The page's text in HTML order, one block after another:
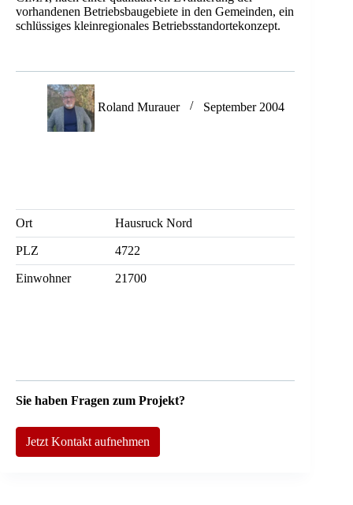
vorhandenen Betriebsbaugebiete in den Gemeinden, ein
schlüssiges kleinregionales Betriebsstandortekonzept.
Roland Murauer September 2004
Ort Hausruck Nord
PLZ 4722
Einwohner 21700
Sie haben Fragen zum Projekt?
Jetzt Kontakt aufnehmen